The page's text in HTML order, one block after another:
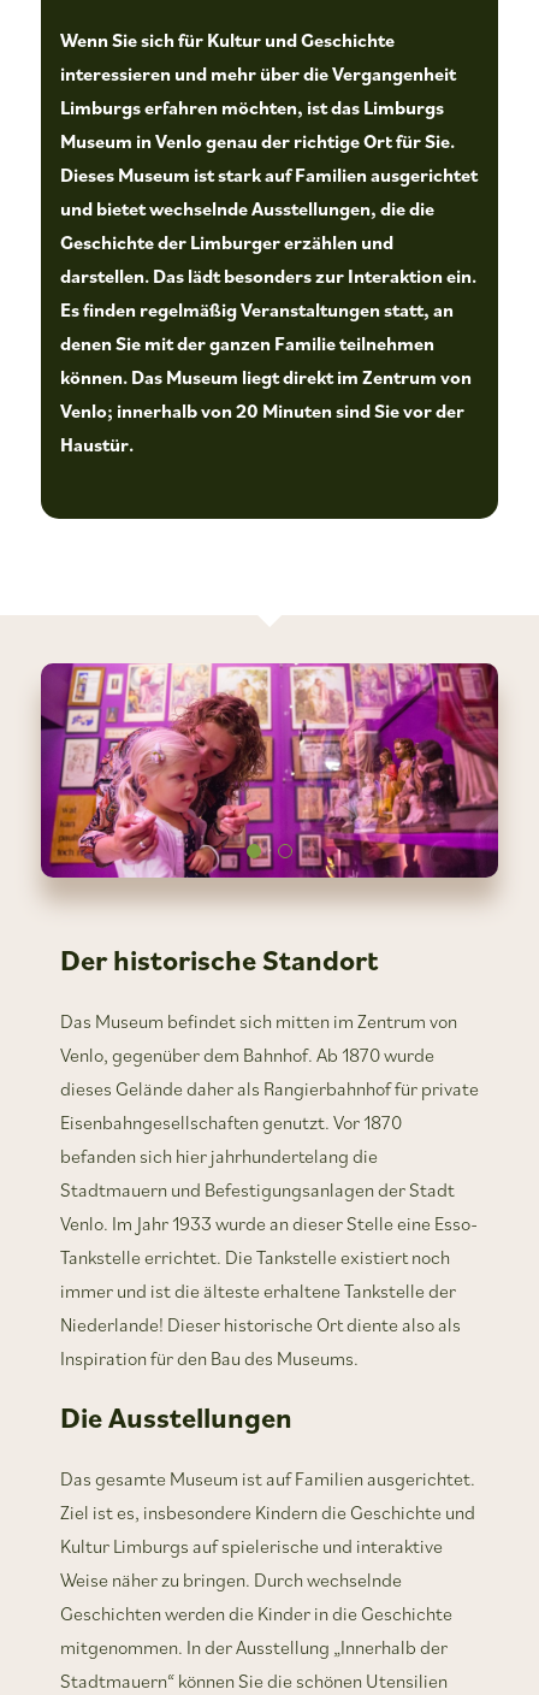
Wenn Sie sich für Kultur und Geschichte
interessieren und mehr über die Vergangenheit
Limburgs erfahren möchten, ist das Limburgs
Museum in Venlo genau der richtige Ort für Sie.
Dieses Museum ist stark auf Familien ausgerichtet
und bietet wechselnde Ausstellungen, die die
Geschichte der Limburger erzählen und
darstellen. Das lädt besonders zur Interaktion ein.
Es finden regelmäßig Veranstaltungen statt, an
denen Sie mit der ganzen Familie teilnehmen
können. Das Museum liegt direkt im Zentrum von
Venlo; innerhalb von 20 Minuten sind Sie vor der
Haustür.
Der historische Standort
Das Museum befindet sich mitten im Zentrum von
Venlo, gegenüber dem Bahnhof. Ab 1870 wurde
dieses Gelände daher als Rangierbahnhof für private
Eisenbahngesellschaften genutzt. Vor 1870
befanden sich hier jahrhundertelang die
Stadtmauern und Befestigungsanlagen der Stadt
Venlo. Im Jahr 1933 wurde an dieser Stelle eine Esso-
Tankstelle errichtet. Die Tankstelle existiert noch
immer und ist die älteste erhaltene Tankstelle der
Niederlande! Dieser historische Ort diente also als
Inspiration für den Bau des Museums.
Die Ausstellungen
Das gesamte Museum ist auf Familien ausgerichtet.
Ziel ist es, insbesondere Kindern die Geschichte und
Kultur Limburgs auf spielerische und interaktive
Weise näher zu bringen. Durch wechselnde
Geschichten werden die Kinder in die Geschichte
mitgenommen. In der Ausstellung „Innerhalb der
Stadtmauern“ können Sie die schönen Utensilien